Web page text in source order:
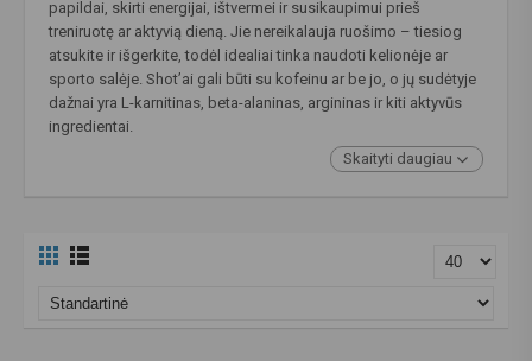
papildai, skirti energijai, ištvermei ir susikaupimui prieš
treniruotę ar aktyvią dieną. Jie nereikalauja ruošimo – tiesiog
atsukite ir išgerkite, todėl idealiai tinka naudoti kelionėje ar
sporto salėje. Shot’ai gali būti su kofeinu ar be jo, o jų sudėtyje
dažnai yra L-karnitinas, beta-alaninas, argininas ir kiti aktyvūs
ingredientai.
Skaityti daugiau